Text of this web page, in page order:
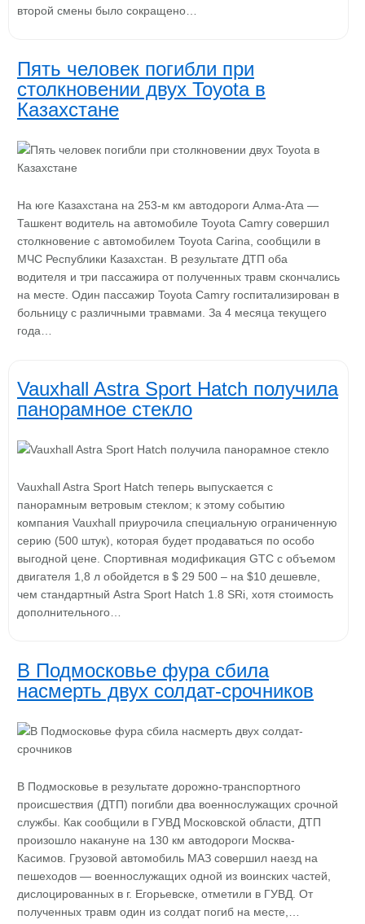
второй смены было сокращено…
Пять человек погибли при
столкновении двух Toyota в
Казахстане
На юге Казахстана на 253-м км автодороги Алма-Ата —
Ташкент водитель на автомобиле Toyota Camry совершил
столкновение с автомобилем Toyota Carina, сообщили в
МЧС Республики Казахстан. В результате ДТП оба
водителя и три пассажира от полученных травм скончались
на месте. Один пассажир Toyota Camry госпитализирован в
больницу с различными травмами. За 4 месяца текущего
года…
Vauxhall Astra Sport Hatch получила
панорамное стекло
Vauxhall Astra Sport Hatch теперь выпускается с
панорамным ветровым стеклом; к этому событию
компания Vauxhall приурочила специальную ограниченную
серию (500 штук), которая будет продаваться по особо
выгодной цене. Спортивная модификация GTC с объемом
двигателя 1,8 л обойдется в $ 29 500 – на $10 дешевле,
чем стандартный Astra Sport Hatch 1.8 SRi, хотя стоимость
дополнительного…
В Подмосковье фура сбила
насмерть двух солдат-срочников
В Подмосковье в результате дорожно-транспортного
происшествия (ДТП) погибли два военнослужащих срочной
службы. Как сообщили в ГУВД Московской области, ДТП
произошло накануне на 130 км автодороги Москва-
Касимов. Грузовой автомобиль МАЗ совершил наезд на
пешеходов — военнослужащих одной из воинских частей,
дислоцированных в г. Егорьевске, отметили в ГУВД. От
полученных травм один из солдат погиб на месте,…